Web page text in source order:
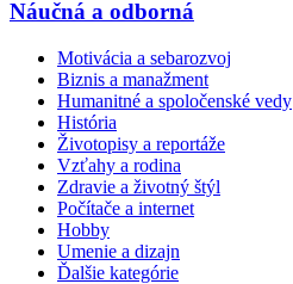
Náučná a odborná
Motivácia a sebarozvoj
Biznis a manažment
Humanitné a spoločenské vedy
História
Životopisy a reportáže
Vzťahy a rodina
Zdravie a životný štýl
Počítače a internet
Hobby
Umenie a dizajn
Ďalšie kategórie